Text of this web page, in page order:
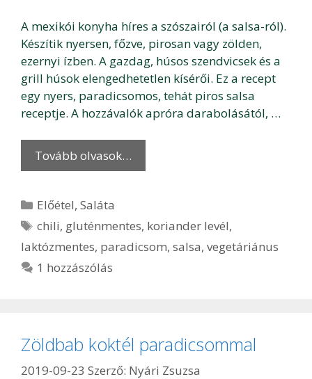
A mexikói konyha híres a szószairól (a salsa-ról).
Készítik nyersen, főzve, pirosan vagy zölden,
ezernyi ízben. A gazdag, húsos szendvicsek és a
grill húsok elengedhetetlen kísérői. Ez a recept
egy nyers, paradicsomos, tehát piros salsa
receptje. A hozzávalók apróra darabolásától, …
Tovább olvasok…
Kategória
Előétel,Saláta
Címkék
chili, gluténmentes, koriander levél,
laktózmentes, paradicsom, salsa, vegetáriánus
1 hozzászólás
Zöldbab koktél paradicsommal
2019-09-23 Szerző: Nyári Zsuzsa